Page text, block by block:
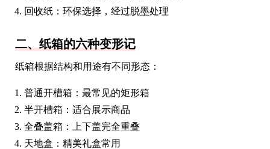
回收纸：环保选择，经过脱墨处理
二、纸箱的六种变形记
纸箱根据结构和用途有不同形态：
普通开槽箱：最常见的矩形箱
半开槽箱：适合展示商品
全叠盖箱：上下盖完全重叠
天地盒：精美礼盒常用